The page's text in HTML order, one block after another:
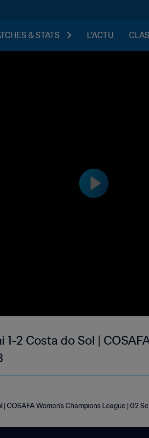
& STATS L'ACTU
2 Costa do Sol |
COSAFA Women’s Champions League | 02